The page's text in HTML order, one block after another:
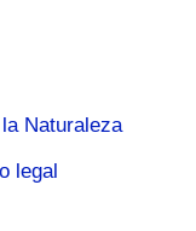
Naturaleza
legal